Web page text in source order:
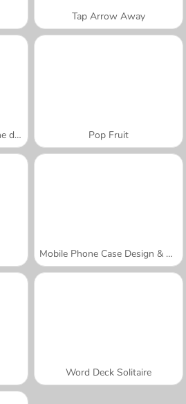
Tap Arrow Away
Tarte Tatin : École de cuisine de Sara Pop Fruit
Mobile Phone Case Design & DIY
Word Deck Solitaire